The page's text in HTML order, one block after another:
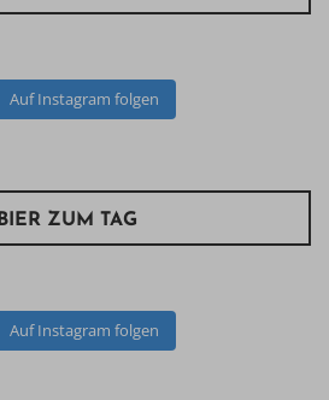
Auf Instagram folgen
BIER ZUM TAG
Auf Instagram folgen